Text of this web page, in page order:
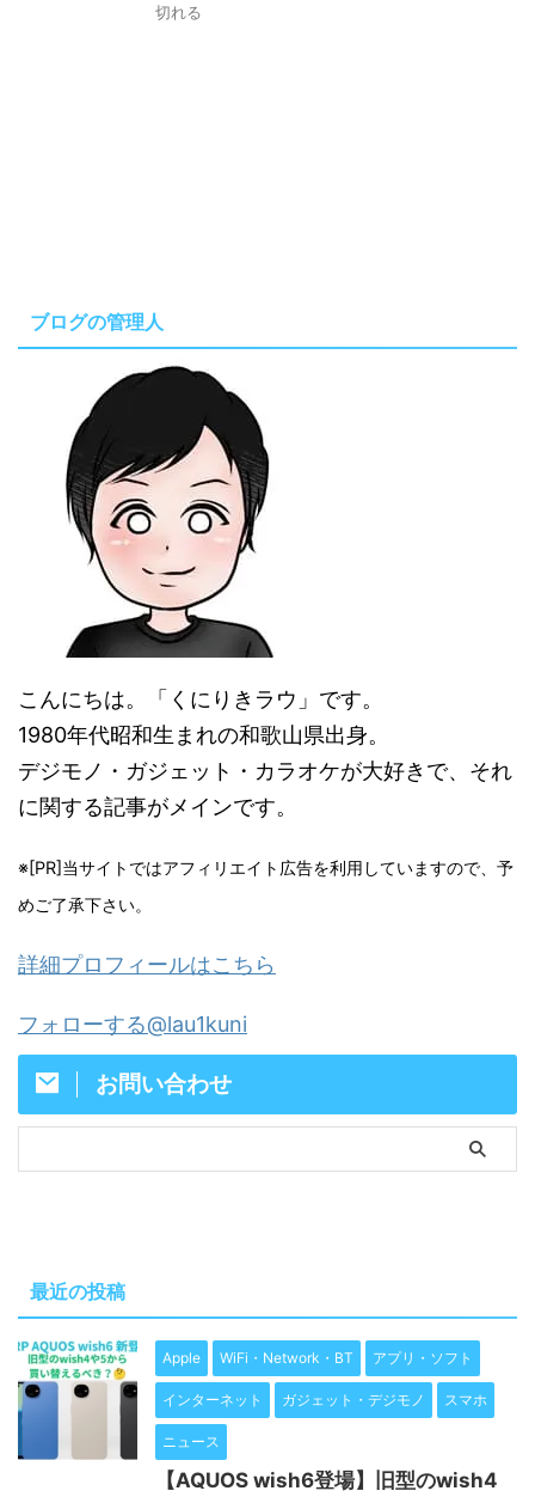
切れる
ブログの管理人
こんにちは。「くにりきラウ」です。
1980年代昭和生まれの和歌山県出身。
デジモノ・ガジェット・カラオケが大好きで、それ
に関する記事がメインです。
※[PR]当サイトではアフィリエイト広告を利用していますので、予
めご了承下さい。
詳細プロフィールはこちら
フォローする@lau1kuni
お問い合わせ
最近の投稿
Apple WiFi・Network・BT アプリ・ソフト
インターネット ガジェット・デジモノ スマホ
ニュース
【AQUOS wish6登場】旧型のwish4